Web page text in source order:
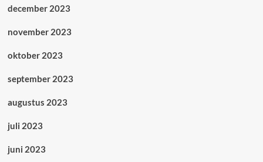
december 2023
november 2023
oktober 2023
september 2023
augustus 2023
juli 2023
juni 2023